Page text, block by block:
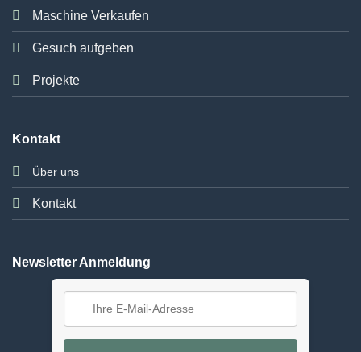
Maschine Verkaufen
Gesuch aufgeben
Projekte
Kontakt
Über uns
Kontakt
Newsletter Anmeldung